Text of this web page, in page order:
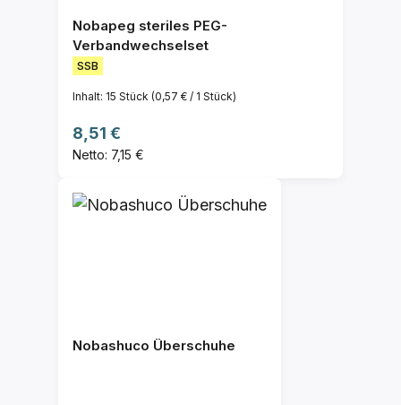
Nobapeg steriles PEG-
Verbandwechselset
SSB
Inhalt: 15 Stück (0,57 € / 1 Stück)
Regulärer Preis:
8,51 €
Netto: 7,15 €
Nobashuco Überschuhe